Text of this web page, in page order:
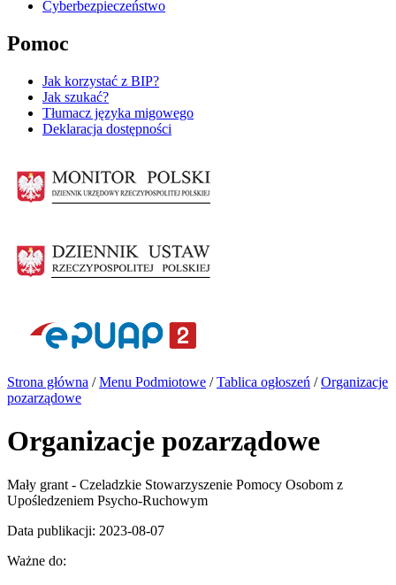
Cyberbezpieczeństwo
Pomoc
Jak korzystać z BIP?
Jak szukać?
Tłumacz języka migowego
Deklaracja dostępności
Strona główna /Menu Podmiotowe /Tablica ogłoszeń /Organizacje
pozarządowe
Organizacje pozarządowe
Mały grant - Czeladzkie Stowarzyszenie Pomocy Osobom z
Upośledzeniem Psycho-Ruchowym
Data publikacji: 2023-08-07
Ważne do: